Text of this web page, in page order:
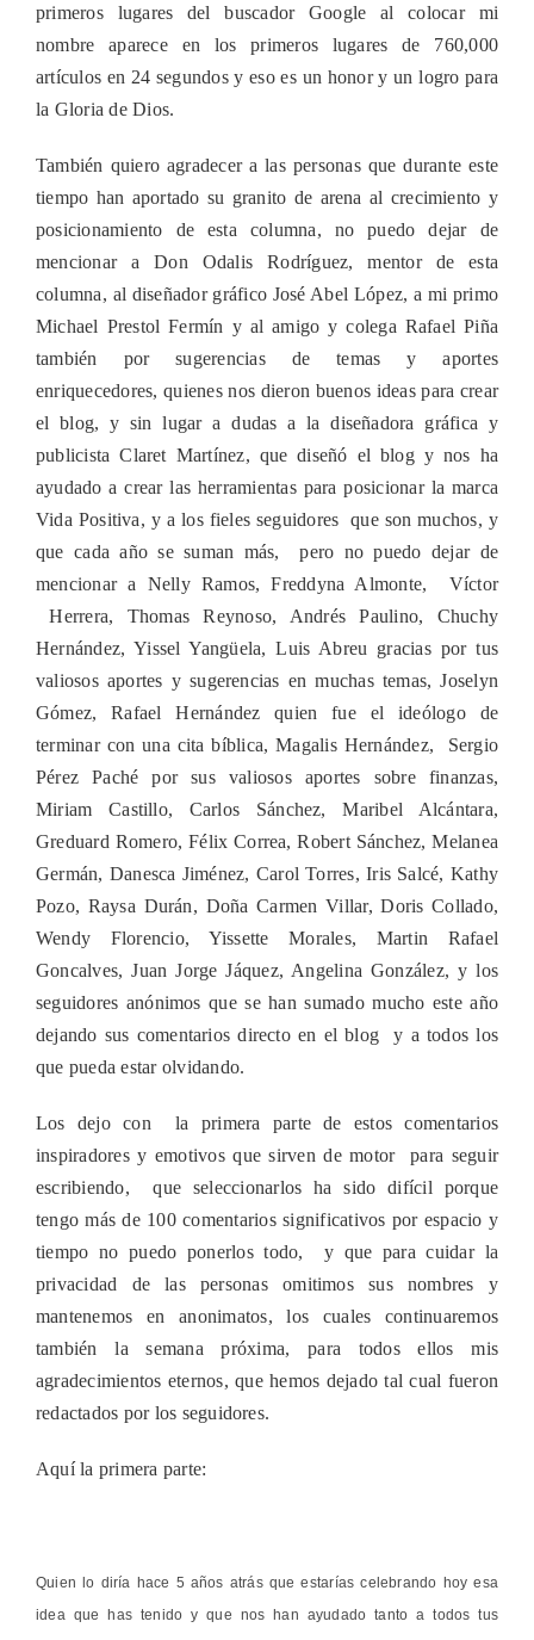
primeros lugares del buscador Google al colocar mi
nombre aparece en los primeros lugares de 760,000
artículos en 24 segundos y eso es un honor y un logro para
la Gloria de Dios.
También quiero agradecer a las personas que durante este
tiempo han aportado su granito de arena al crecimiento y
posicionamiento de esta columna, no puedo dejar de
mencionar a Don Odalis Rodríguez, mentor de esta
columna, al diseñador gráfico José Abel López, a mi primo
Michael Prestol Fermín y al amigo y colega Rafael Piña
también por sugerencias de temas y aportes
enriquecedores, quienes nos dieron buenos ideas para crear
el blog, y sin lugar a dudas a la diseñadora gráfica y
publicista Claret Martínez, que diseñó el blog y nos ha
ayudado a crear las herramientas para posicionar la marca
Vida Positiva, y a los fieles seguidores que son muchos, y
que cada año se suman más, pero no puedo dejar de
mencionar a Nelly Ramos, Freddyna Almonte, Víctor
Herrera, Thomas Reynoso, Andrés Paulino, Chuchy
Hernández, Yissel Yangüela, Luis Abreu gracias por tus
valiosos aportes y sugerencias en muchas temas, Joselyn
Gómez, Rafael Hernández quien fue el ideólogo de
terminar con una cita bíblica, Magalis Hernández, Sergio
Pérez Paché por sus valiosos aportes sobre finanzas,
Miriam Castillo, Carlos Sánchez, Maribel Alcántara,
Greduard Romero, Félix Correa, Robert Sánchez, Melanea
Germán, Danesca Jiménez, Carol Torres, Iris Salcé, Kathy
Pozo, Raysa Durán, Doña Carmen Villar, Doris Collado,
Wendy Florencio, Yissette Morales, Martin Rafael
Goncalves, Juan Jorge Jáquez, Angelina González, y los
seguidores anónimos que se han sumado mucho este año
dejando sus comentarios directo en el blog y a todos los
que pueda estar olvidando.
Los dejo con la primera parte de estos comentarios
inspiradores y emotivos que sirven de motor para seguir
escribiendo, que seleccionarlos ha sido difícil porque
tengo más de 100 comentarios significativos por espacio y
tiempo no puedo ponerlos todo, y que para cuidar la
privacidad de las personas omitimos sus nombres y
mantenemos en anonimatos, los cuales continuaremos
también la semana próxima, para todos ellos mis
agradecimientos eternos, que hemos dejado tal cual fueron
redactados por los seguidores.
Aquí la primera parte:
Quien lo diría hace 5 años atrás que estarías celebrando hoy esa
idea que has tenido y que nos han ayudado tanto a todos tus